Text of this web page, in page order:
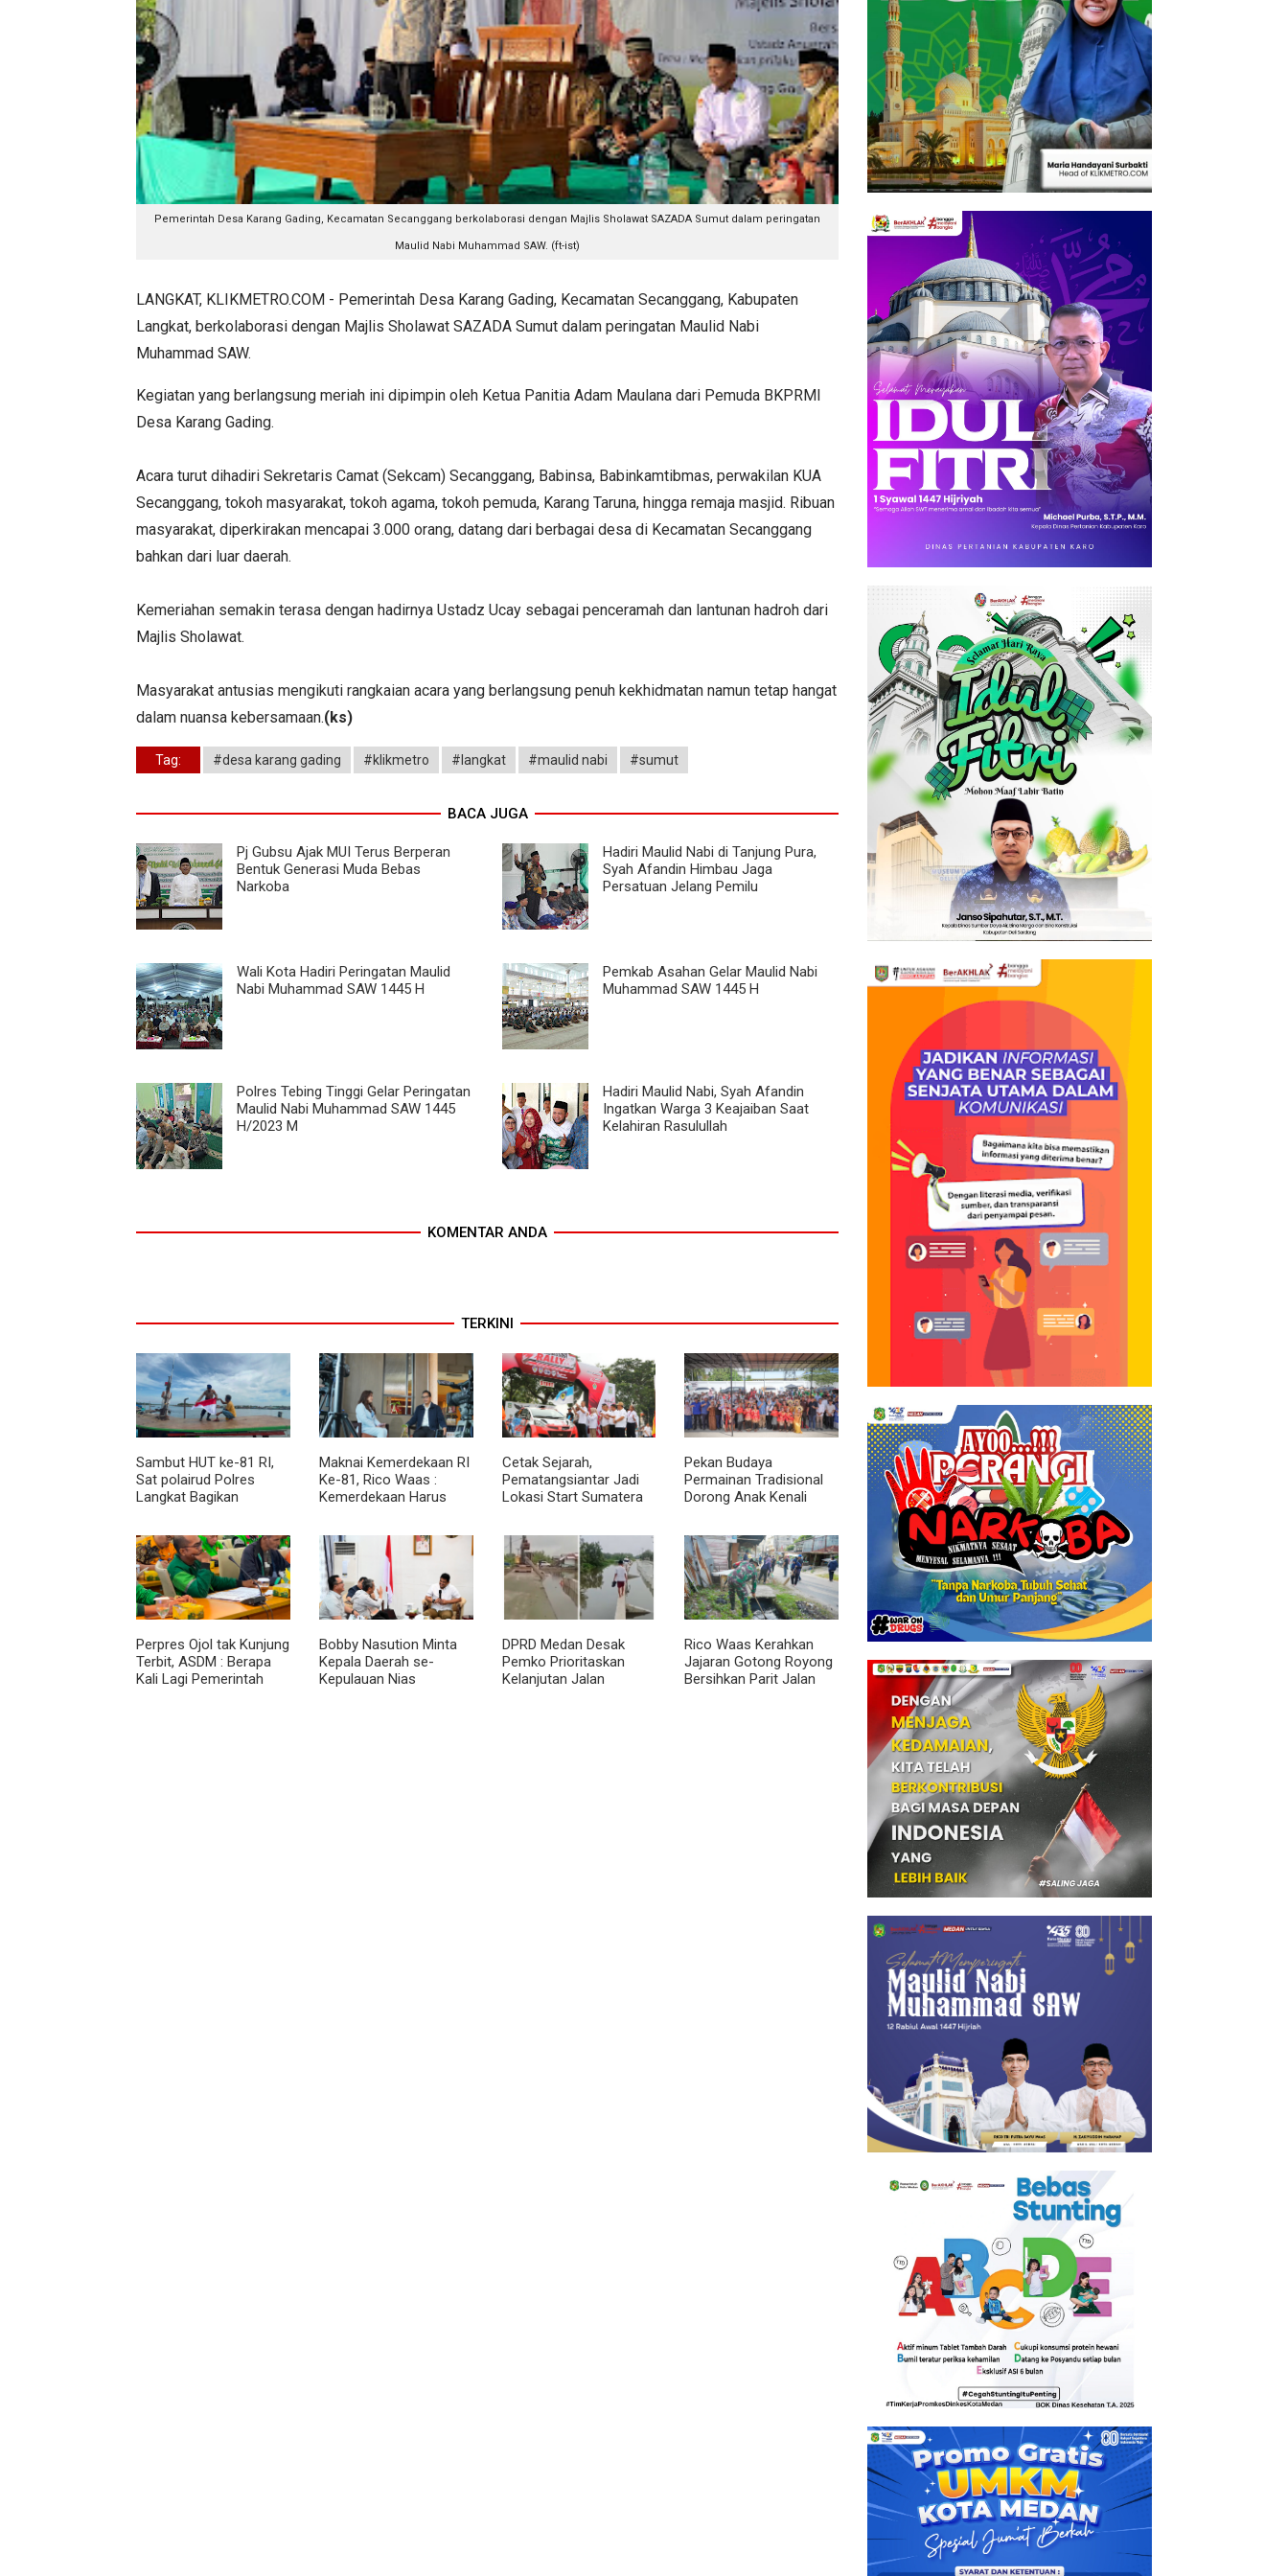
Pemerintah Desa Karang Gading, Kecamatan Secanggang berkolaborasi dengan Majlis Sholawat SAZADA Sumut dalam peringatan
Maulid Nabi Muhammad SAW. (ft-ist)
LANGKAT, KLIKMETRO.COM - Pemerintah Desa Karang Gading, Kecamatan Secanggang, Kabupaten
Langkat, berkolaborasi dengan Majlis Sholawat SAZADA Sumut dalam peringatan Maulid Nabi
Muhammad SAW.
Kegiatan yang berlangsung meriah ini dipimpin oleh Ketua Panitia Adam Maulana dari Pemuda BKPRMI
Desa Karang Gading.
Acara turut dihadiri Sekretaris Camat (Sekcam) Secanggang, Babinsa, Babinkamtibmas, perwakilan KUA
Secanggang, tokoh masyarakat, tokoh agama, tokoh pemuda, Karang Taruna, hingga remaja masjid. Ribuan
masyarakat, diperkirakan mencapai 3.000 orang, datang dari berbagai desa di Kecamatan Secanggang
bahkan dari luar daerah.
Kemeriahan semakin terasa dengan hadirnya Ustadz Ucay sebagai penceramah dan lantunan hadroh dari
Majlis Sholawat.
Masyarakat antusias mengikuti rangkaian acara yang berlangsung penuh kekhidmatan namun tetap hangat
dalam nuansa kebersamaan.(ks)
Tag: #desa karang gading #klikmetro #langkat #maulid nabi #sumut
BACA JUGA
Pj Gubsu Ajak MUI Terus Berperan
Bentuk Generasi Muda Bebas
Narkoba
Hadiri Maulid Nabi di Tanjung Pura,
Syah Afandin Himbau Jaga
Persatuan Jelang Pemilu
Wali Kota Hadiri Peringatan Maulid
Nabi Muhammad SAW 1445 H
Pemkab Asahan Gelar Maulid Nabi
Muhammad SAW 1445 H
Polres Tebing Tinggi Gelar Peringatan
Maulid Nabi Muhammad SAW 1445
H/2023 M
Hadiri Maulid Nabi, Syah Afandin
Ingatkan Warga 3 Keajaiban Saat
Kelahiran Rasulullah
KOMENTAR ANDA
TERKINI
Sambut HUT ke-81 RI,
Sat polairud Polres
Langkat Bagikan
kepada Nelayan
Maknai Kemerdekaan RI
Ke-81, Rico Waas :
Kemerdekaan Harus
Lewat Peningkatan
Pelayanan Primer
Cetak Sejarah,
Pematangsiantar Jadi
Lokasi Start Sumatera
Pekan Budaya
Permainan Tradisional
Dorong Anak Kenali
Ketergantungan Gadget
Perpres Ojol tak Kunjung
Terbit, ASDM : Berapa
Kali Lagi Pemerintah
Bobby Nasution Minta
Kepala Daerah se-
Kepulauan Nias
DPRD Medan Desak
Pemko Prioritaskan
Kelanjutan Jalan
Rico Waas Kerahkan
Jajaran Gotong Royong
Bersihkan Parit Jalan